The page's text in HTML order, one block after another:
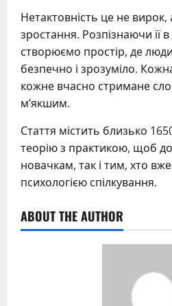
Нетактовність це не вирок,
зростання. Розпізнаючи її
створюємо простір, де
безпечно і зрозуміло.
кожне вчасно стримане
м’якшим.
Стаття містить близько
теорію з практикою, щоб
новачкам, так і тим, хто
психологією спілкування.
ABOUT THE AUTHOR